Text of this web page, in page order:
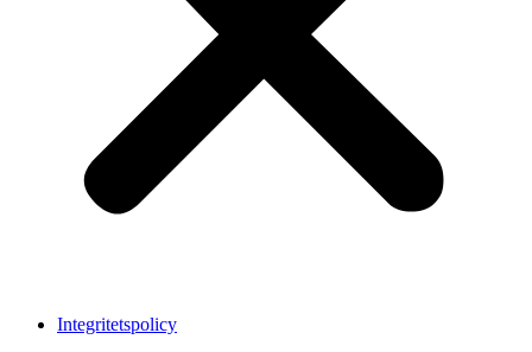
Integritetspolicy